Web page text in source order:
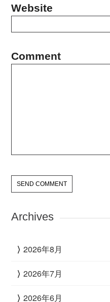
Website
Comment
Archives
2026年8月
2026年7月
2026年6月